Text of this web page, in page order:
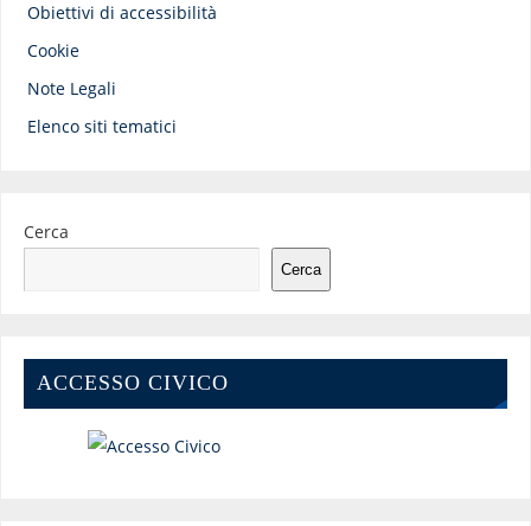
Obiettivi di accessibilità
Cookie
Note Legali
Elenco siti tematici
Cerca
Cerca
ACCESSO CIVICO